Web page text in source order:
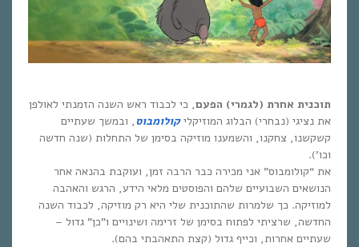
תוכנית אחרת (לגמרי) הפעם, כי לכבוד ראש השנה הזמנתי לאולפן
את נציגי (נבחרי) הבלוג המוזיקליקולומבוס, ובמשך שעתיים
קשקשנו, צחקנו, והשמענו מוזיקה בסימן של התחלות (שנה חדשה
וכו’).
את “קולומבוס” אני מכירה כבר הרבה זמן, ועוקבת בהנאה אחר
הנושאים השבועיים שלהם והפוסטים מלאי הידע, הרגש והאהבה
למוזיקה. כך שלמרות שהתוכנית שלי היא רק מוזיקה, לכבוד השנה
החדשה, שרציתי לפתוח בסימן של זרימה ושינויים ו”כן” גדול –
שעתיים אחרות, וכייף גדול (קצת התאהבתי בהם).